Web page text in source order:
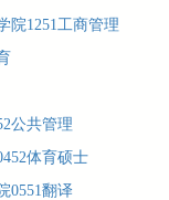
院1251工商管理
公共管理
体育硕士
0551翻译